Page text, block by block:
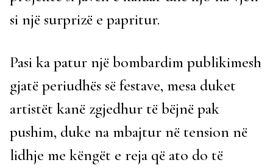
si një surprizë e papritur.
Pasi ka patur një bombardim publikimesh
gjatë periudhës së festave, mesa duket
artistët kanë zgjedhur të bëjnë pak
pushim, duke na mbajtur në tension në
lidhje me këngët e reja që ato do të